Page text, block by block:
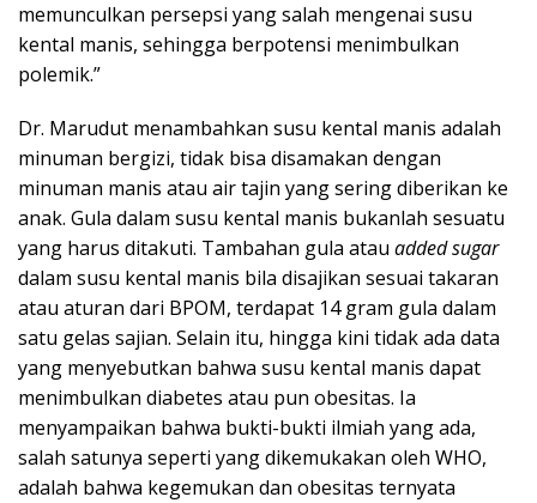
memunculkan persepsi yang salah mengenai susu
kental manis, sehingga berpotensi menimbulkan
polemik.”
Dr. Marudut menambahkan susu kental manis adalah
minuman bergizi, tidak bisa disamakan dengan
minuman manis atau air tajin yang sering diberikan ke
anak. Gula dalam susu kental manis bukanlah sesuatu
yang harus ditakuti. Tambahan gula atau added sugar
dalam susu kental manis bila disajikan sesuai takaran
atau aturan dari BPOM, terdapat 14 gram gula dalam
satu gelas sajian. Selain itu, hingga kini tidak ada data
yang menyebutkan bahwa susu kental manis dapat
menimbulkan diabetes atau pun obesitas. Ia
menyampaikan bahwa bukti-bukti ilmiah yang ada,
salah satunya seperti yang dikemukakan oleh WHO,
adalah bahwa kegemukan dan obesitas ternyata